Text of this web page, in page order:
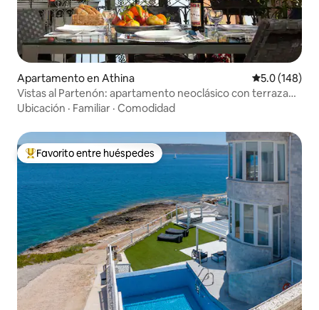
Apartamento en Athina Calificación
5.0 (148)
Vistas al Partenón: apartamento neoclásico con terraza
en la Acrópolis
Ubicación · Familiar · Comodidad
Favorito entre huéspedes preferido
Favorito entre huéspedes